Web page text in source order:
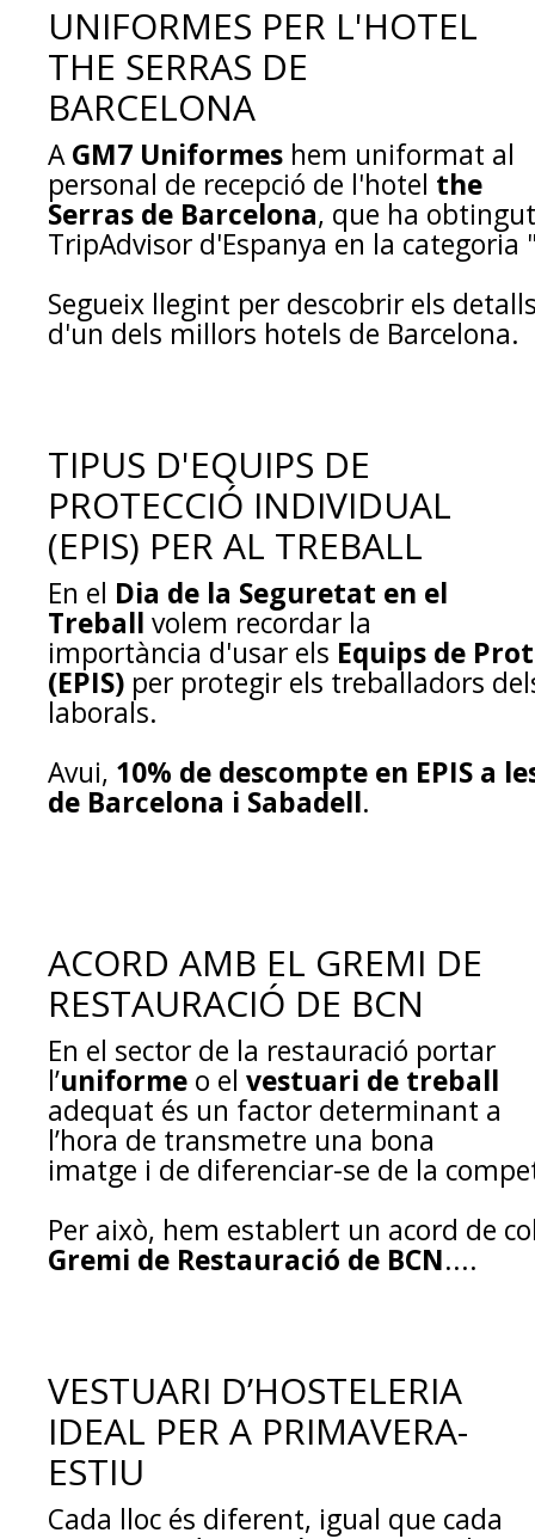
UNIFORMES PER L'HOTEL
THE SERRAS DE
BARCELONA
AGM7 Uniformes hem uniformat al
personal de recepció de l'hotel the
Serras de Barcelona, que ha
TripAdvisor d'Espanya en la categoria
Segueix llegint per descobrir els
d'un dels millors hotels de Barcelona.
TIPUS D'EQUIPS DE
PROTECCIÓ INDIVIDUAL
(EPIS) PER AL TREBALL
En el Dia de la Seguretat en el
Treball volem recordar la
importància d'usar els Equips de
(EPIS) per protegir els treballadors
laborals.
Avui, 10% de descompte en EPIS a
de Barcelona i Sabadell.
ACORD AMB EL GREMI DE
RESTAURACIÓ DE BCN
En el sector de la restauració portar
l’uniforme o el vestuari de treball
adequat és un factor determinant a
l’hora de transmetre una bona
imatge i de diferenciar-se de la
Per això, hem establert un acord de
Gremi de Restauració de BCN....
VESTUARI D’HOSTELERIA
IDEAL PER A PRIMAVERA-
ESTIU
Cada lloc és diferent, igual que cada